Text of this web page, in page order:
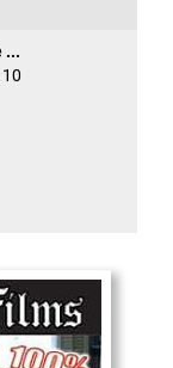
...